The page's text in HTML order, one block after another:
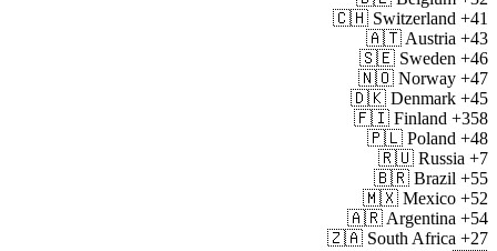
🇨🇭 Switzerland +41
🇦🇹 Austria +43
🇸🇪 Sweden +46
🇳🇴 Norway +47
🇩🇰 Denmark +45
🇫🇮 Finland +358
🇵🇱 Poland +48
🇷🇺 Russia +7
🇧🇷 Brazil +55
🇲🇽 Mexico +52
🇦🇷 Argentina +54
🇿🇦 South Africa +27